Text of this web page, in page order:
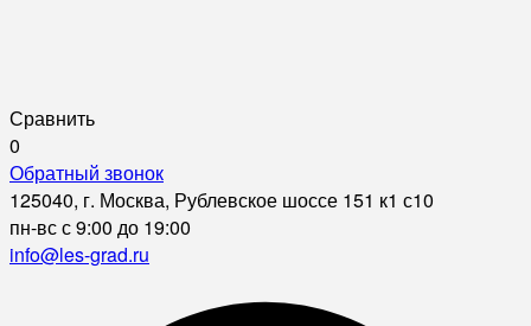
Сравнить
0
Обратный звонок
125040, г. Москва, Рублевское шоссе 151 к1 с10
пн-вс с 9:00 до 19:00
info@les-grad.ru